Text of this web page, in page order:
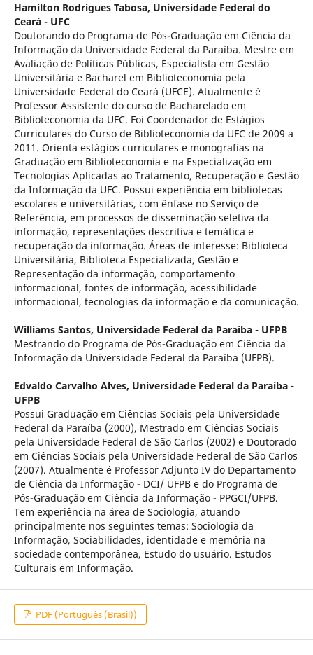
Hamilton Rodrigues Tabosa, Universidade Federal do
Ceará - UFC
Doutorando do Programa de Pós-Graduação em Ciência da
Informação da Universidade Federal da Paraíba. Mestre em
Avaliação de Políticas Públicas, Especialista em Gestão
Universitária e Bacharel em Biblioteconomia pela
Universidade Federal do Ceará (UFCE). Atualmente é
Professor Assistente do curso de Bacharelado em
Biblioteconomia da UFC. Foi Coordenador de Estágios
Curriculares do Curso de Biblioteconomia da UFC de 2009 a
2011. Orienta estágios curriculares e monografias na
Graduação em Biblioteconomia e na Especialização em
Tecnologias Aplicadas ao Tratamento, Recuperação e Gestão
da Informação da UFC. Possui experiência em bibliotecas
escolares e universitárias, com ênfase no Serviço de
Referência, em processos de disseminação seletiva da
informação, representações descritiva e temática e
recuperação da informação. Áreas de interesse: Biblioteca
Universitária, Biblioteca Especializada, Gestão e
Representação da informação, comportamento
informacional, fontes de informação, acessibilidade
informacional, tecnologias da informação e da comunicação.
Williams Santos, Universidade Federal da Paraíba - UFPB
Mestrando do Programa de Pós-Graduação em Ciência da
Informação da Universidade Federal da Paraíba (UFPB).
Edvaldo Carvalho Alves, Universidade Federal da Paraíba -
UFPB
Possui Graduação em Ciências Sociais pela Universidade
Federal da Paraíba (2000), Mestrado em Ciências Sociais
pela Universidade Federal de São Carlos (2002) e Doutorado
em Ciências Sociais pela Universidade Federal de São Carlos
(2007). Atualmente é Professor Adjunto IV do Departamento
de Ciência da Informação - DCI/ UFPB e do Programa de
Pós-Graduação em Ciência da Informação - PPGCI/UFPB.
Tem experiência na área de Sociologia, atuando
principalmente nos seguintes temas: Sociologia da
Informação, Sociabilidades, identidade e memória na
sociedade contemporânea, Estudo do usuário. Estudos
Culturais em Informação.
PDF (Português (Brasil))